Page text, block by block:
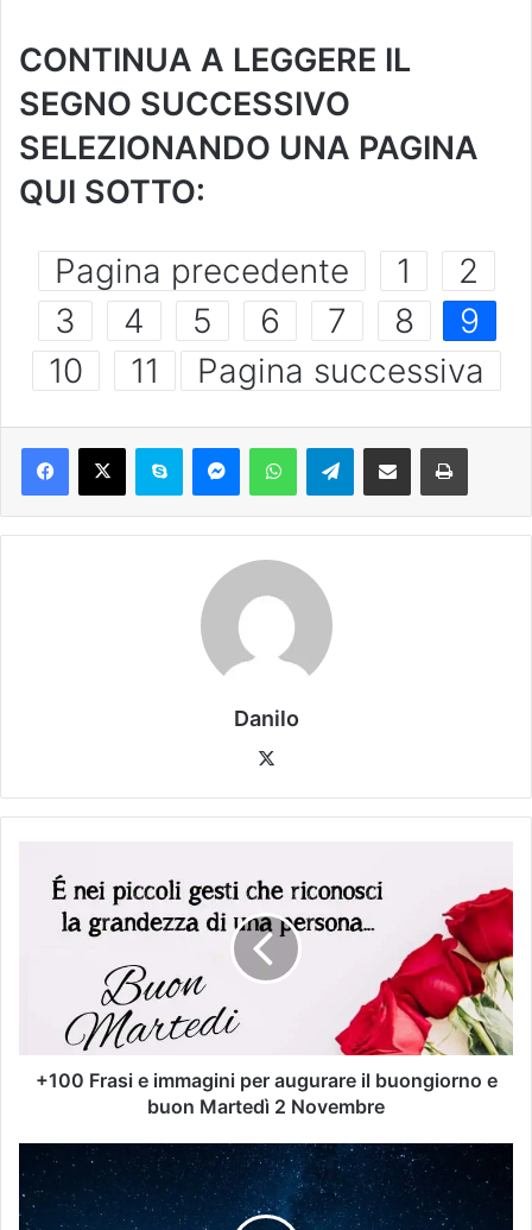
CONTINUA A LEGGERE IL
SEGNO SUCCESSIVO
SELEZIONANDO UNA PAGINA
QUI SOTTO:
Pagina precedente 1
2
3
4 5 6 7 8
9
10
11 Pagina successiva
Danilo
+100 Frasi e immagini per augurare il buongiorno e
buon Martedì 2 Novembre